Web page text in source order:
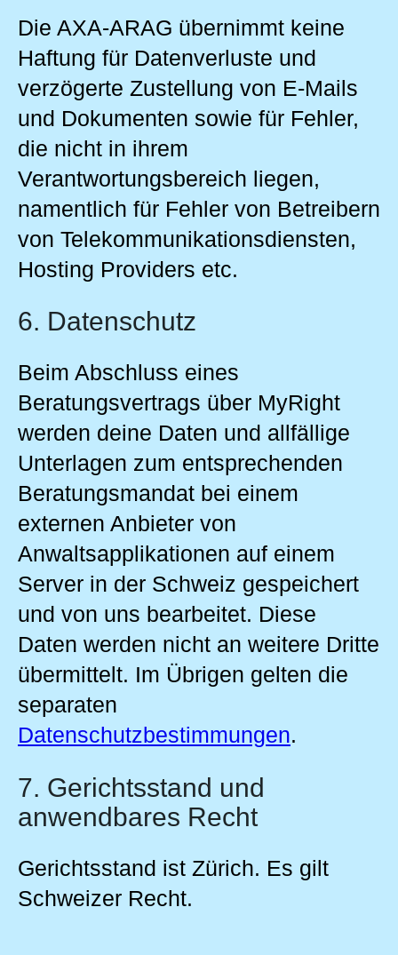
Die AXA-ARAG übernimmt keine
Haftung für Datenverluste und
verzögerte Zustellung von E-Mails
und Dokumenten sowie für Fehler,
die nicht in ihrem
Verantwortungsbereich liegen,
namentlich für Fehler von Betreibern
von Telekommunikationsdiensten,
Hosting Providers etc.
6. Datenschutz
Beim Abschluss eines
Beratungsvertrags über MyRight
werden deine Daten und allfällige
Unterlagen zum entsprechenden
Beratungsmandat bei einem
externen Anbieter von
Anwaltsapplikationen auf einem
Server in der Schweiz gespeichert
und von uns bearbeitet. Diese
Daten werden nicht an weitere Dritte
übermittelt. Im Übrigen gelten die
separaten
Datenschutzbestimmungen.
7. Gerichtsstand und
anwendbares Recht
Gerichtsstand ist Zürich. Es gilt
Schweizer Recht.